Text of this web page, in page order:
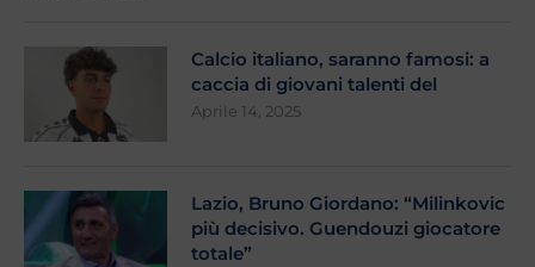
Calcio italiano, saranno famosi: a
caccia di giovani talenti del
Aprile 14, 2025
Lazio, Bruno Giordano: “Milinkovic
più decisivo. Guendouzi giocatore
totale”